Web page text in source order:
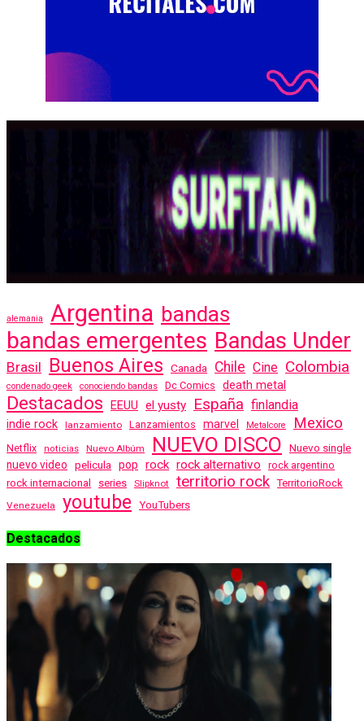
alemania Argentina bandas
bandas emergentes Bandas Under
Brasil Buenos Aires Canada Chile Cine Colombia
condenado geek conociendo bandas Dc Comics death metal
Destacados EEUU el yusty España finlandia
indie rock lanzamiento Lanzamientos marvel Metalcore Mexico
Netflix noticias Nuevo Albúm NUEVO DISCO
Nuevo single
nuevo video
pelicula pop rock rock alternativo rock argentino
rock internacional series Slipknot territorio rock TerritorioRock
Venezuela youtube YouTubers
Destacados